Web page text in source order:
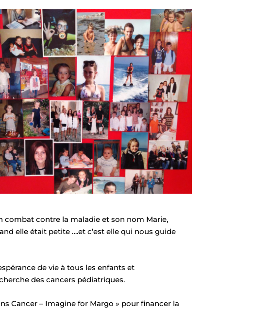
combat contre la maladie et son nom Marie,
elle était petite ….et c’est elle qui nous guide
de vie à tous les enfants et
des cancers pédiatriques.
Cancer – Imagine for Margo » pour financer la